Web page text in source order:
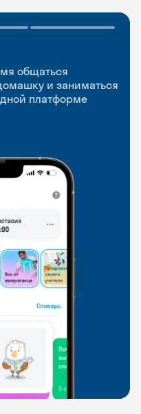
общаться
и заниматься
платформе
новые слова где
практики
преподавателями